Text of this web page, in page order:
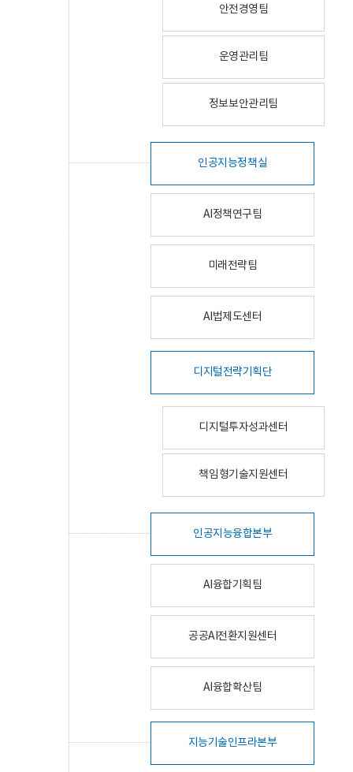
안전경영팀
운영관리팀
정보보안관리팀
인공지능정책실
AI정책연구팀
미래전략팀
AI법제도센터
디지털전략기획단
디지털투자성과센터
책임형기술지원센터
인공지능융합본부
AI융합기획팀
공공AI전환지원센터
AI융합확산팀
지능기술인프라본부